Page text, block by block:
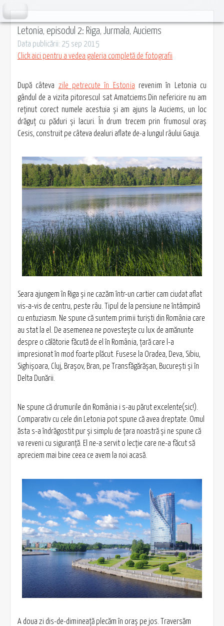
Letonia, episodul 2: Riga, Jurmala, Auciems
Data publicării: 25 sep 2015
Click aici pentru a vedea galeria completă de fotografii
După câteva zile petrecute în Estonia revenim în Letonia cu
gândul de a vizita pitorescul sat Amatciems.Din nefericire nu am
reţinut corect numele acestuia şi am ajuns la Auciems, un loc
drăguţ cu păduri şi lacuri. În drum trecem prin frumosul oraş
Cesis, construit pe câteva dealuri aflate de-a lungul râului Gauja.
Seara ajungem în Riga şi ne cazăm într-un cartier cam ciudat aflat
vis-a-vis de centru, peste râu. Tipul de la pensiune ne întâmpină
cu entuziasm. Ne spune că suntem primii turişti din România care
au stat la el. De asemenea ne povesteşte cu lux de amănunte
despre o călătorie făcută de el în România, ţară care l-a
impresionat în mod foarte plăcut. Fusese la Oradea, Deva, Sibiu,
Sighişoara, Cluj, Braşov, Bran, pe Transfăgărășan, Bucureşti şi în
Delta Dunării.
Ne spune că drumurile din România i s-au părut excelente(sic!).
Comparativ cu cele din Letonia pot spune că avea dreptate. Omul
ăsta s-a îndrăgostit pur şi simplu de ţara noastră şi ne spune că
va reveni cu siguranţă. El ne-a servit o lecţie care ne-a făcut să
apreciem mai bine ceea ce avem la noi acasă.
A doua zi dis-de-dimineaţă plecăm în oraş pe jos. Traversăm